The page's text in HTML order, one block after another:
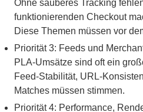
Ohne sauberes Tracking
funktionierenden Checkout
Diese Themen müssen vor
Priorität 3: Feeds und
PLA-Umsätze sind oft ein
Feed-Stabilität, URL-
Matches müssen stimmen.
Priorität 4: Performance,